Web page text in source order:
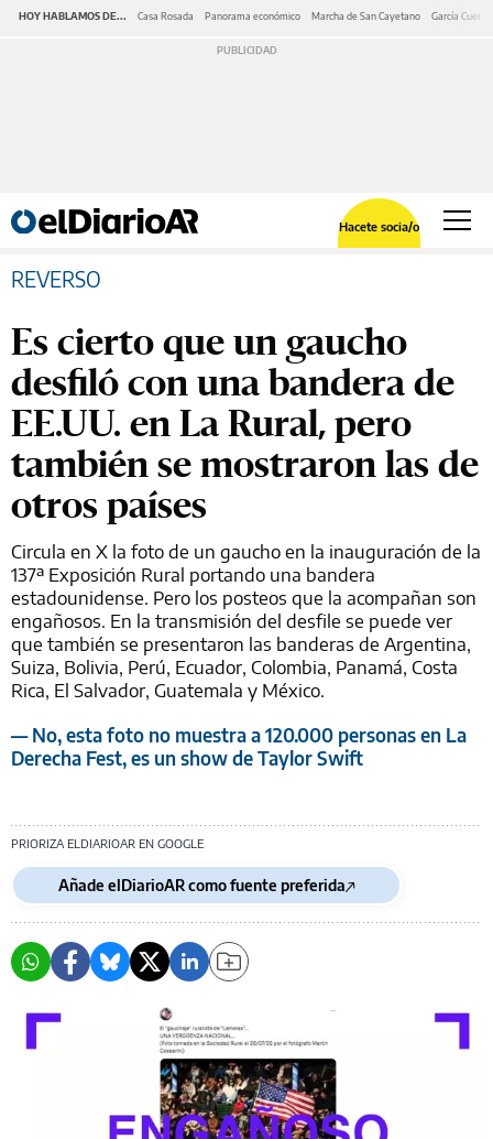
HOY HABLAMOS DE... Casa Rosada Panorama económico Marcha de San Cayetano García Cuerva
Hacete socia/o
REVERSO
Es cierto que un gaucho
desfiló con una bandera de
EE.UU. en La Rural, pero
también se mostraron las de
otros países
Circula en X la foto de un gaucho en la inauguración de la
137ª Exposición Rural portando una bandera
estadounidense. Pero los posteos que la acompañan son
engañosos. En la transmisión del desfile se puede ver
que también se presentaron las banderas de Argentina,
Suiza, Bolivia, Perú, Ecuador, Colombia, Panamá, Costa
Rica, El Salvador, Guatemala y México.
— No, esta foto no muestra a 120.000 personas en La
Derecha Fest, es un show de Taylor Swift
PRIORIZA ELDIARIOAR EN GOOGLE
Añade elDiarioAR como fuente preferida